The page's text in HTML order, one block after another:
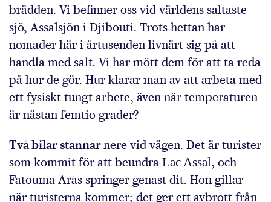
brädden. Vi befinner oss vid världens saltaste
sjö, Assalsjön i Djibouti. Trots hettan har
nomader här i årtusenden livnärt sig på att
handla med salt. Vi har mött dem för att ta reda
på hur de gör. Hur klarar man av att arbeta med
ett fysiskt tungt arbete, även när temperaturen
är nästan femtio grader?
Två bilar stannarnere vid vägen. Det är turister
som kommit för att beundra Lac Assal, och
Fatouma Aras springer genast dit. Hon gillar
när turisterna kommer; det ger ett avbrott från